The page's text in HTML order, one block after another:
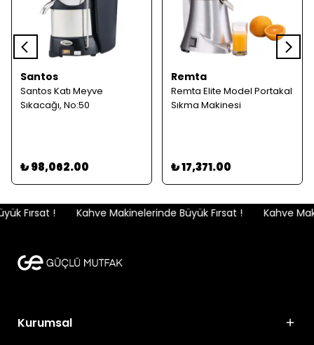
Santos
Santos Katı Meyve
Sıkacağı, No:50
₺ 98,062.00
Remta
Remta Elite Model Portakal
Sıkma Makinesi
₺ 17,371.00
Fırsat ! Kahve Makinelerinde Büyük Fırsat ! Kahve
Kurumsal